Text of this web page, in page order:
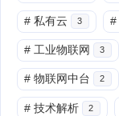
# 私有云 3 #
# 工业物联网 3
# 物联网中台 2
# 技术解析 2